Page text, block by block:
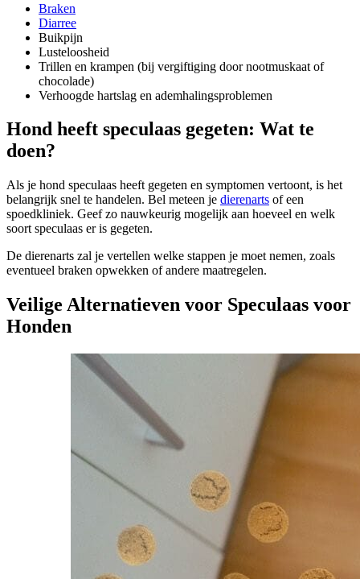
Braken
Diarree
Buikpijn
Lusteloosheid
Trillen en krampen (bij vergiftiging door nootmuskaat of
chocolade)
Verhoogde hartslag en ademhalingsproblemen
Hond heeft speculaas gegeten: Wat te
doen?
Als je hond speculaas heeft gegeten en symptomen vertoont, is het
belangrijk snel te handelen. Bel meteen je dierenarts of een
spoedkliniek. Geef zo nauwkeurig mogelijk aan hoeveel en welk
soort speculaas er is gegeten.
De dierenarts zal je vertellen welke stappen je moet nemen, zoals
eventueel braken opwekken of andere maatregelen.
Veilige Alternatieven voor Speculaas voor
Honden